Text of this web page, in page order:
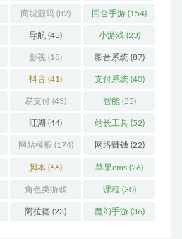
商城源码 (82) 回合手游 (154)
导航 (43) 小游戏(23)
影视 (18) 影音系统 (87)
抖音 (41) 支付系统 (40)
易支付 (43) 智能(55)
江湖 (44) 站长工具(52)
网站模板 (174) 网络赚钱(22)
脚本 (66) 苹果cms (26)
角色类游戏
(306)
课程 (30)
阿拉德 (23) 魔幻手游(36)